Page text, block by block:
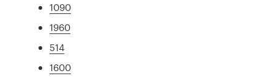
1090
1960
514
1600